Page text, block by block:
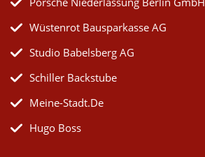
Wüstenrot Bausparkasse AG
Studio Babelsberg AG
Schiller Backstube
Meine-Stadt.de
Hugo Boss